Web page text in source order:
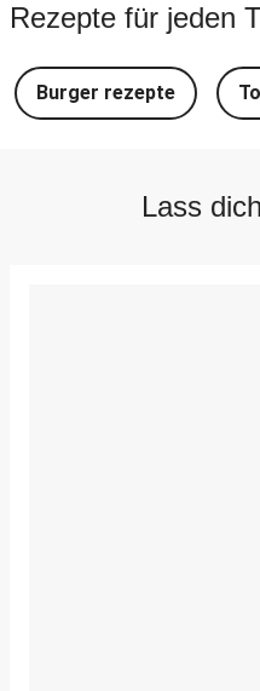
Rezepte für jeden
Burger rezepte
Lass